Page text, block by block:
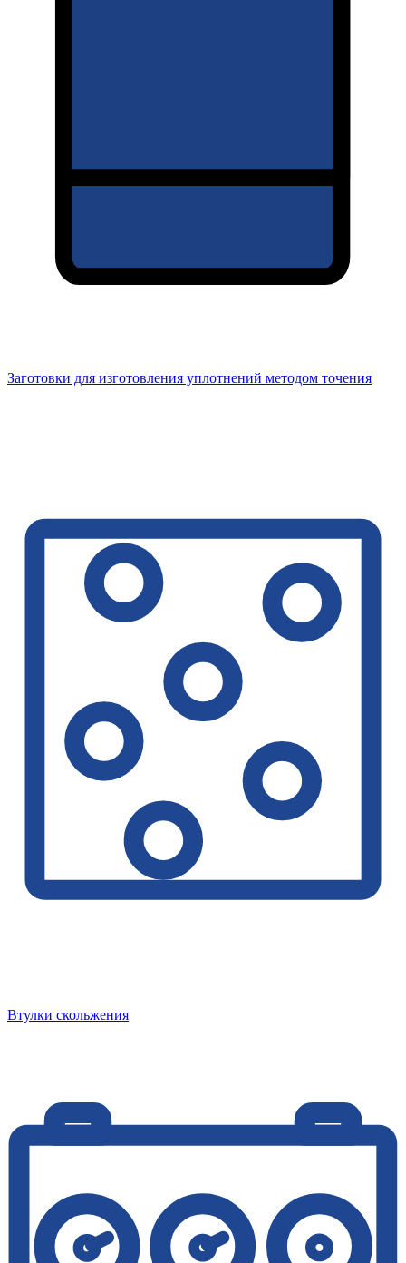
Заготовки для изготовления уплотнений методом точения
Втулки скольжения